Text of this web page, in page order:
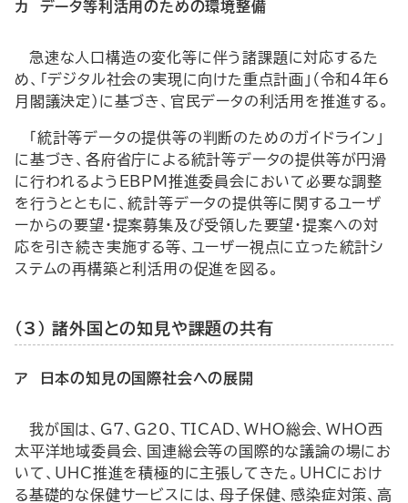
カ データ等利活用のための環境整備
急速な人口構造の変化等に伴う諸課題に対応するた
め、「デジタル社会の実現に向けた重点計画」（令和4年6
月閣議決定）に基づき、官民データの利活用を推進する。
「統計等データの提供等の判断のためのガイドライン」
に基づき、各府省庁による統計等データの提供等が円滑
に行われるよう EBPM 推進委員会において必要な調整
を行うとともに、統計等データの提供等に関するユーザ
ーからの要望・提案募集及び受領した要望・提案への対
応を引き続き実施する等、ユーザー視点に立った統計シ
ステムの再構築と利活用の促進を図る。
（3） 諸外国との知見や課題の共有
ア 日本の知見の国際社会への展開
我が国は、 G7、 G20、 TICAD、WHO総会、WHO西
太平洋地域委員会、国連総会等の国際的な議論の場にお
いて、 UHC推進を積極的に主張してきた。 UHCにおけ
る基礎的な保健サービスには、母子保健、感染症対策、高